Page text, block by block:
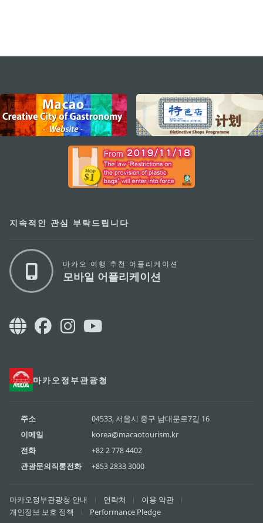
external links
마카오정부관광청
주소
04533, 서울시 중구 남대문로7길 16
이메일
korea@macaotourism.kr
전화
+82 2 778 4402
관광문의직통전화
+853 2833 3000
지속적인 관심 부탁드립니다
마카오 여행 추천 어플리케이션
모바일 어플리케이션
마카오정부관광청 안내 연락처
이용 약관
개인정보 보호 정책
Performance Pledge